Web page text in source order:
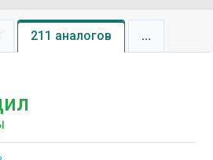
211 аналогов ...